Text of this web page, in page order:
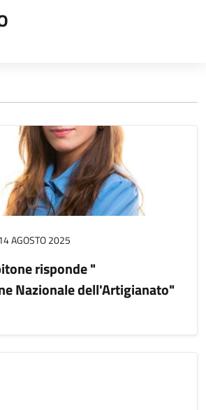
AGOSTO 2025
risponde "
Nazionale dell'Artigianato"